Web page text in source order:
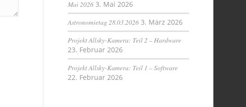
Mai 2026 3. Mai 2026
Astronomietag 28.03.2026 3. März 2026
Projekt Allsky-Kamera: Teil 2 – Hardware
23. Februar 2026
Projekt Allsky-Kamera: Teil 1 – Software
22. Februar 2026